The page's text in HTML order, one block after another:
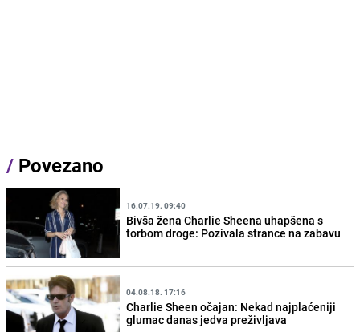
/ Povezano
16.07.19. 09:40
Bivša žena Charlie Sheena uhapšena s
torbom droge: Pozivala strance na zabavu
04.08.18. 17:16
Charlie Sheen očajan: Nekad najplaćeniji
glumac danas jedva preživljava